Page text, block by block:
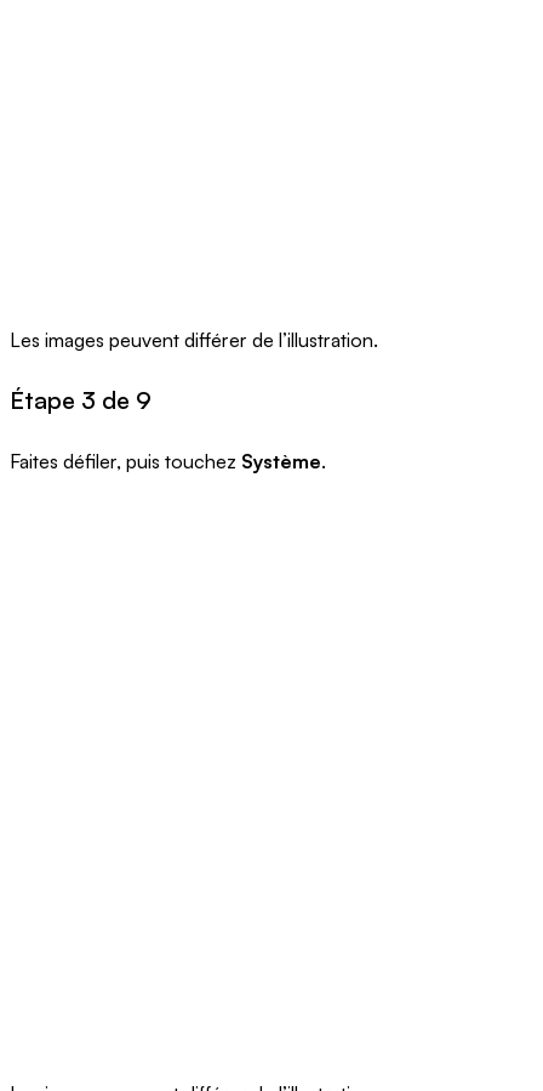
Les images peuvent différer de l’illustration.
Étape 3 de 9
Faites défiler, puis touchez Système.